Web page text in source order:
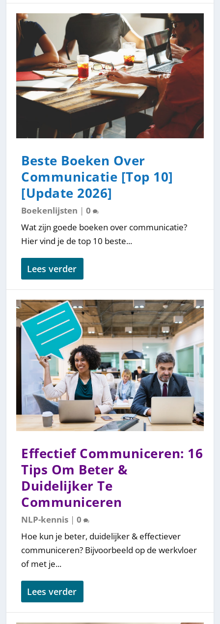
Beste Boeken Over
Communicatie [Top 10]
[Update 2026]
Boekenlijsten |0
Wat zijn goede boeken over communicatie?
Hier vind je de top 10 beste...
Lees verder
Effectief Communiceren: 16
Tips Om Beter &
Duidelijker Te
Communiceren
NLP-kennis |0
Hoe kun je beter, duidelijker & effectiever
communiceren? Bijvoorbeeld op de werkvloer
of met je...
Lees verder